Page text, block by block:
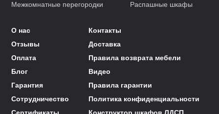
Межкомнатные перегородки
Распашные шкафы
О нас
Контакты
Отзывы
Доставка
Оплата
Правила возврата мебели
Блог
Видео
Гарантия
Правила гарантии
Сотрудничество
Политика конфиденциальности